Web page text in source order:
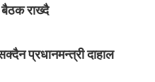
बैठक राख्दै
प्रधानमन्त्री दाहाल